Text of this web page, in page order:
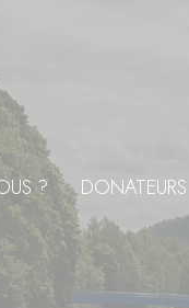
? DONATEURS